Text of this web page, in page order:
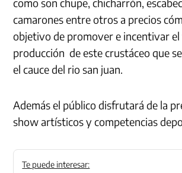
camarones entre otros a precios
objetivo de promover e incentivar
producción de este crustáceo que
el cauce del rio san juan.
Además el público disfrutará de la
show artísticos y competencias
Te puede interesar: